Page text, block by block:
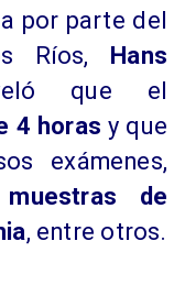
por parte del
Ríos, Hans
que el
4 horas y que
exámenes,
muestras de
, entre otros.